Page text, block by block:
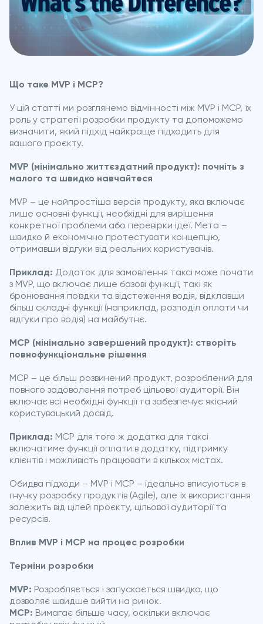
Що таке MVP і MCP?
У цій статті ми розглянемо відмінності між MVP і MCP, їх
роль у стратегії розробки продукту та допоможемо
визначити, який підхід найкраще підходить для
вашого проєкту.
MVP (мінімально життєздатний продукт): почніть з
малого та швидко навчайтеся
MVP – це найпростіша версія продукту, яка включає
лише основні функції, необхідні для вирішення
конкретної проблеми або перевірки ідеї. Мета –
швидко й економічно протестувати концепцію,
отримавши відгуки від реальних користувачів.
Приклад: Додаток для замовлення таксі може почати
з MVP, що включає лише базові функції, такі як
бронювання поїздки та відстеження водія, відклавши
більш складні функції (наприклад, розподіл оплати чи
відгуки про водія) на майбутнє.
MCP (мінімально завершений продукт): створіть
повнофункціональне рішення
MCP – це більш розвинений продукт, розроблений для
повного задоволення потреб цільової аудиторії. Він
включає всі необхідні функції та забезпечує якісний
користувацький досвід.
Приклад: MCP для того ж додатка для таксі
включатиме функції оплати в додатку, підтримку
клієнтів і можливість працювати в кількох містах.
Обидва підходи – MVP і MCP – ідеально вписуються в
гнучку розробку продуктів (Agile), але їх використання
залежить від цілей проєкту, цільової аудиторії та
ресурсів.
Вплив MVP і MCP на процес розробки
Терміни розробки
MVP: Розробляється і запускається швидко, що
дозволяє швидше вийти на ринок.
MCP: Вимагає більше часу, оскільки включає